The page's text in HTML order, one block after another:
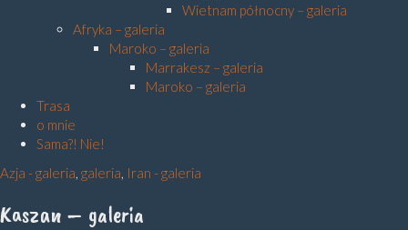
Wietnam północny – galeria
Afryka – galeria
Maroko – galeria
Marrakesz – galeria
Maroko – galeria
Trasa
o mnie
Sama?! Nie!
Azja - galeria galeria Iran - galeria
Kaszan – galeria